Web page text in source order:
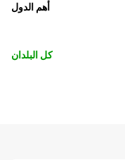
أهم الدول
كل البلدان